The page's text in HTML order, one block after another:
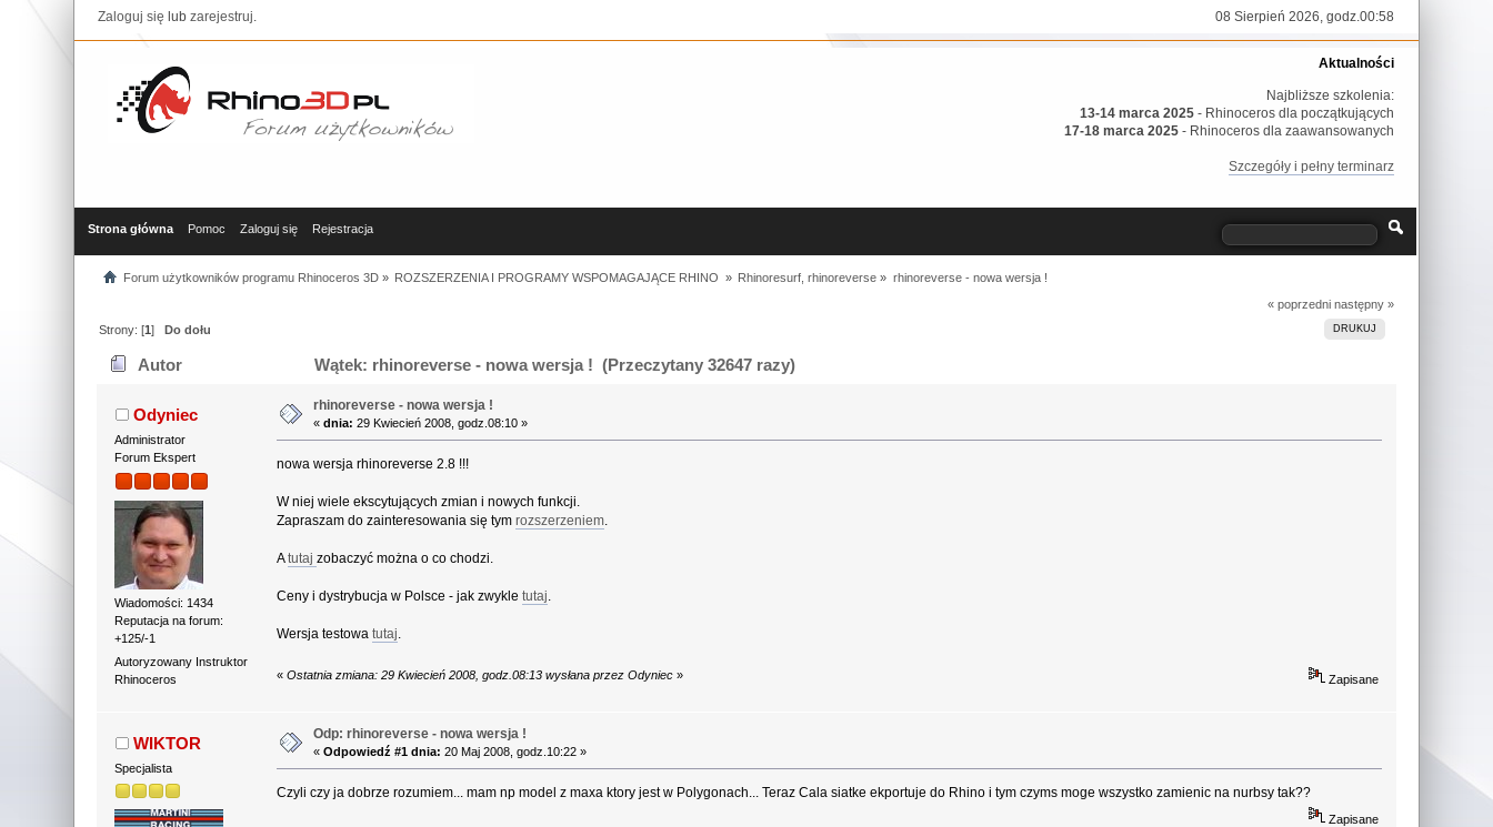
Zaloguj się lubzarejestruj. 08 Sierpień 2026, godz.00:58
Aktualności
Najbliższe szkolenia:
13-14 marca 2025 - Rhinoceros dla początkujących
17-18 marca 2025 - Rhinoceros dla zaawansowanych
Szczegóły i pełny terminarz
Strona główna Pomoc Zaloguj się Rejestracja
Forum użytkowników programu Rhinoceros 3D» ROZSZERZENIA I PROGRAMY WSPOMAGAJĄCE RHINO » Rhinoresurf, rhinoreverse » rhinoreverse - nowa wersja !
« poprzedni następny »
DRUKUJ
Strony: [1]Do dołu
Autor Wątek: rhinoreverse - nowa wersja ! (Przeczytany 32647 razy)
Odyniec
Administrator
Forum Ekspert
Wiadomości: 1434
Reputacja na forum:
+125/-1
Autoryzowany Instruktor
Rhinoceros
rhinoreverse - nowa wersja !
« dnia: 29 Kwiecień 2008, godz.08:10 »
nowa wersja rhinoreverse 2.8 !!!
W niej wiele ekscytujących zmian i nowych funkcji.
Zapraszam do zainteresowania się tymrozszerzeniem
Atutajzobaczyć można o co chodzi.
Ceny i dystrybucja w Polsce - jak zwykletutaj
Wersja testowatutaj
«Ostatnia zmiana: 29 Kwiecień 2008, godz.08:13 wysłana przez Odyniec » Zapisane
WIKTOR
Specjalista
Odp: rhinoreverse - nowa wersja !
« Odpowiedź #1 dnia: 20 Maj 2008, godz.10:22 »
Czyli czy ja dobrze rozumiem... mam np model z maxa ktory jest w Polygonach... Teraz Cala siatke ekportuje do Rhino i tym czyms moge wszystko zamienic na nurbsy tak??
Zapisane